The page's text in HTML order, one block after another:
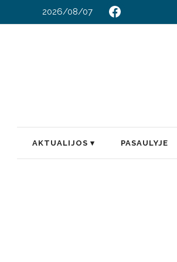
2026/08/07
AKTUALIJOS PASAULYJE